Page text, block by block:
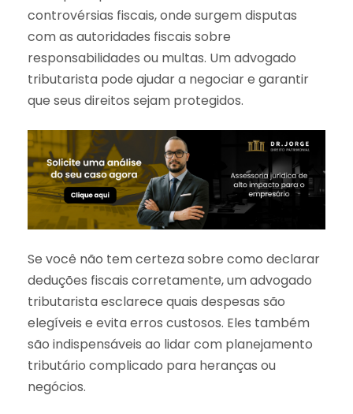
controvérsias fiscais, onde surgem disputas
com as autoridades fiscais sobre
responsabilidades ou multas. Um advogado
tributarista pode ajudar a negociar e garantir
que seus direitos sejam protegidos.
Se você não tem certeza sobre como declarar
deduções fiscais corretamente, um advogado
tributarista esclarece quais despesas são
elegíveis e evita erros custosos. Eles também
são indispensáveis ao lidar com planejamento
tributário complicado para heranças ou
negócios.